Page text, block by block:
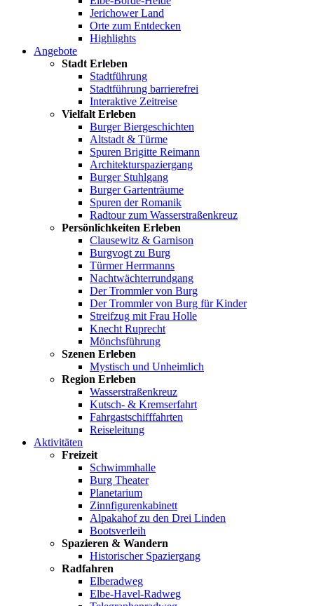
Jerichower Land
Orte zum Entdecken
Highlights
Angebote
Stadt Erleben
Stadtführung
Stadtführung barrierefrei
Interaktive Zeitreise
Vielfalt Erleben
Burger Biergeschichten
Altstadt & Türme
Spuren Brigitte Reimann
Architekturspaziergang
Burger Stuhlgang
Burger Gartenträume
Spuren der Romanik
Radtour zum Wasserstraßenkreuz
Persönlichkeiten Erleben
Clausewitz & Garnison
Burgvogt zu Burg
Türmer Herrmanns
Nachtwächterrundgang
Der Trommler von Burg
Der Trommler von Burg für Kinder
Streifzug mit Frau Holle
Knecht Ruprecht
Mönchsführung
Szenen Erleben
Mystisch und Unheimlich
Region Erleben
Wasserstraßenkreuz
Kutsch- & Kremserfahrt
Fahrgastschifffahrten
Reiseleitung
Aktivitäten
Freizeit
Schwimmhalle
Burg Theater
Planetarium
Zinnfigurenkabinett
Alpakahof zu den Drei Linden
Bootsverleih
Spazieren & Wandern
Historischer Spaziergang
Radfahren
Elberadweg
Elbe-Havel-Radweg